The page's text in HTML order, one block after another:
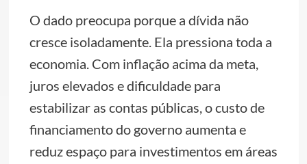
O dado preocupa porque a dívida não
cresce isoladamente. Ela pressiona toda a
economia. Com inflação acima da meta,
juros elevados e dificuldade para
estabilizar as contas públicas, o custo de
financiamento do governo aumenta e
reduz espaço para investimentos em áreas